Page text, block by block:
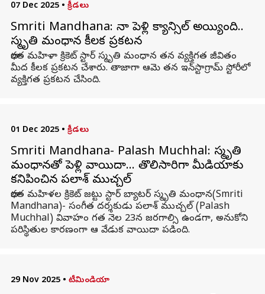
07 Dec 2025 • క్రీడలు
Smriti Mandhana: నా పెళ్లి క్యాన్సిల్ అయ్యింది..
స్మృతి మంధాన కీలక ప్రకటన
భారత మహిళా క్రికెట్ స్టార్ స్మృతి మంధాన తన వ్యక్తిగత జీవితం
మీద కీలక ప్రకటన చేశారు. తాజాగా ఆమె తన ఇన్‌స్టాగ్రామ్ స్టోరీలో
వ్యక్తిగత ప్రకటన చేసింది.
01 Dec 2025 • క్రీడలు
Smriti Mandhana- Palash Muchhal: స్మృతి
మంధానతో పెళ్లి వాయిదా… తొలిసారిగా మీడియాకు
కనిపించిన పలాశ్‌ ముచ్చల్
భారత మహిళల క్రికెట్‌ జట్టు స్టార్‌ బ్యాటర్‌ స్మృతి మంధాన(Smriti
Mandhana)- సంగీత దర్శకుడు పలాశ్‌ ముచ్చల్ (Palash
Muchhal) వివాహం గత నెల 23న జరగాల్సి ఉండగా, అనుకోని
పరిస్థితుల కారణంగా ఆ వేడుక వాయిదా పడింది.
29 Nov 2025 • టీమిండియా